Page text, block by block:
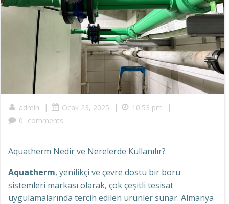
admin | Ocak 23, 2025 | 10:53 pm |
0 comments
Aquatherm Nedir ve Nerelerde Kullanılır?
Aquatherm, yenilikçi ve çevre dostu bir boru
sistemleri markası olarak, çok çeşitli tesisat
uygulamalarında tercih edilen ürünler sunar. Almanya